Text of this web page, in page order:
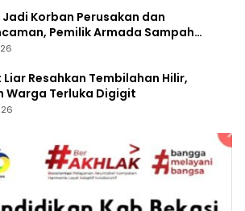
Korban Perusakan dan
Pemilik Armada Sampah
Laporan Polisi
Resahkan Tembilahan Hilir,
Warga Terluka Digigit